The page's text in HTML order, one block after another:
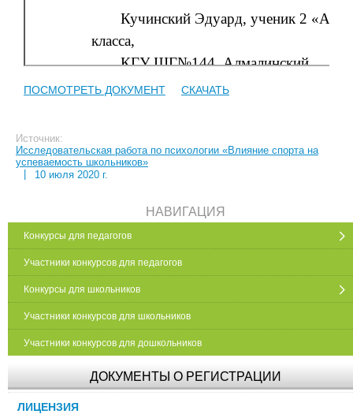
ПОСМОТРЕТЬ ДОКУМЕНТ СКАЧАТЬ
Источник:
Исследовательская работа по психологии «Влияние спорта на
успеваемость школьников»
10 июля 2020 г.
НАВИГАЦИЯ
Конкурсы для педагогов
Участники конкурсов для педагогов
Конкурсы для школьников
Участники конкурсов для школьников
Участники конкурсов для дошкольников
ДОКУМЕНТЫ О РЕГИСТРАЦИИ
ЛИЦЕНЗИЯ